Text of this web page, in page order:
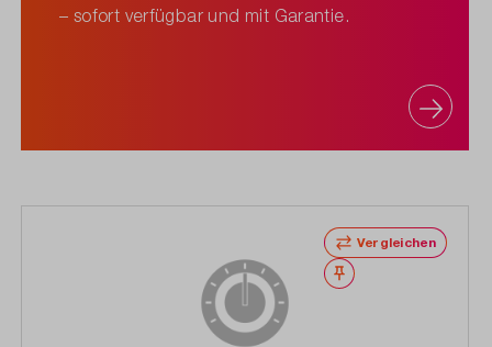
– sofort verfügbar und mit Garantie.
Vergleichen
Merken